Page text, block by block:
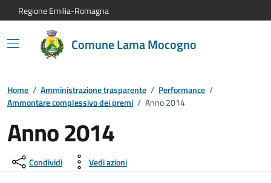
Vai al contenuto principale
Vai alla navigazione del sito
Vai al piede di pagina
Regione Emilia-Romagna
Comune Lama Mocogno
Home / Amministrazione trasparente / Performance /
Ammontare complessivo dei premi / Anno 2014
Anno 2014
Condividi Vedi azioni